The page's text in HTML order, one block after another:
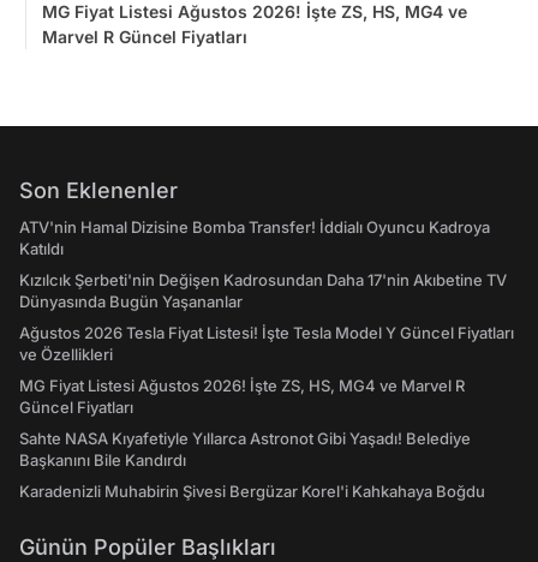
MG Fiyat Listesi Ağustos 2026! İşte ZS, HS, MG4 ve
Marvel R Güncel Fiyatları
Son Eklenenler
ATV'nin Hamal Dizisine Bomba Transfer! İddialı Oyuncu Kadroya
Katıldı
Kızılcık Şerbeti'nin Değişen Kadrosundan Daha 17'nin Akıbetine TV
Dünyasında Bugün Yaşananlar
Ağustos 2026 Tesla Fiyat Listesi! İşte Tesla Model Y Güncel Fiyatları
ve Özellikleri
MG Fiyat Listesi Ağustos 2026! İşte ZS, HS, MG4 ve Marvel R
Güncel Fiyatları
Sahte NASA Kıyafetiyle Yıllarca Astronot Gibi Yaşadı! Belediye
Başkanını Bile Kandırdı
Karadenizli Muhabirin Şivesi Bergüzar Korel'i Kahkahaya Boğdu
Günün Popüler Başlıkları